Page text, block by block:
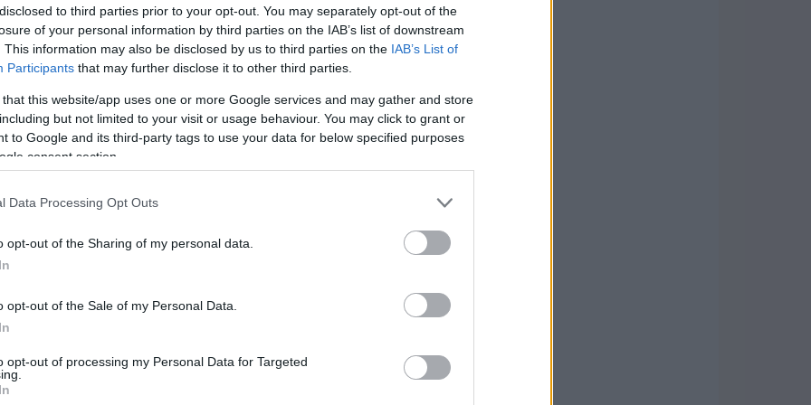
to third parties prior to your opt-out. You may separately opt-out of the
of your personal information by third parties on the IAB’s list of downstream
This information may also be disclosed by us to third parties on the IAB’s List of
Participants that may further disclose it to other third parties.
that this website/app uses one or more Google services and may gather and store
but not limited to your visit or usage behaviour. You may click to grant or
to Google and its third-party tags to use your data for below specified purposes
consent section.
Data Processing Opt Outs
opt-out of the Sharing of my personal data.
opt-out of the Sale of my Personal Data.
opt-out of processing my Personal Data for Targeted
nel panorama musicale, con artisti leggendari
che hanno catturato l’attenzione del
opere che spaziano dal rock al pop, dal
raccontare. La nostra selezione si basa su
e delle emozioni suscitate da questi album,
degli ascoltatori.